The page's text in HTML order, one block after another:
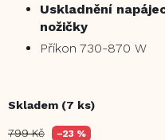
799 Kč –23 %
Skladem (7 ks)
Uskladnění
nožičky
Příkon 730-870 W